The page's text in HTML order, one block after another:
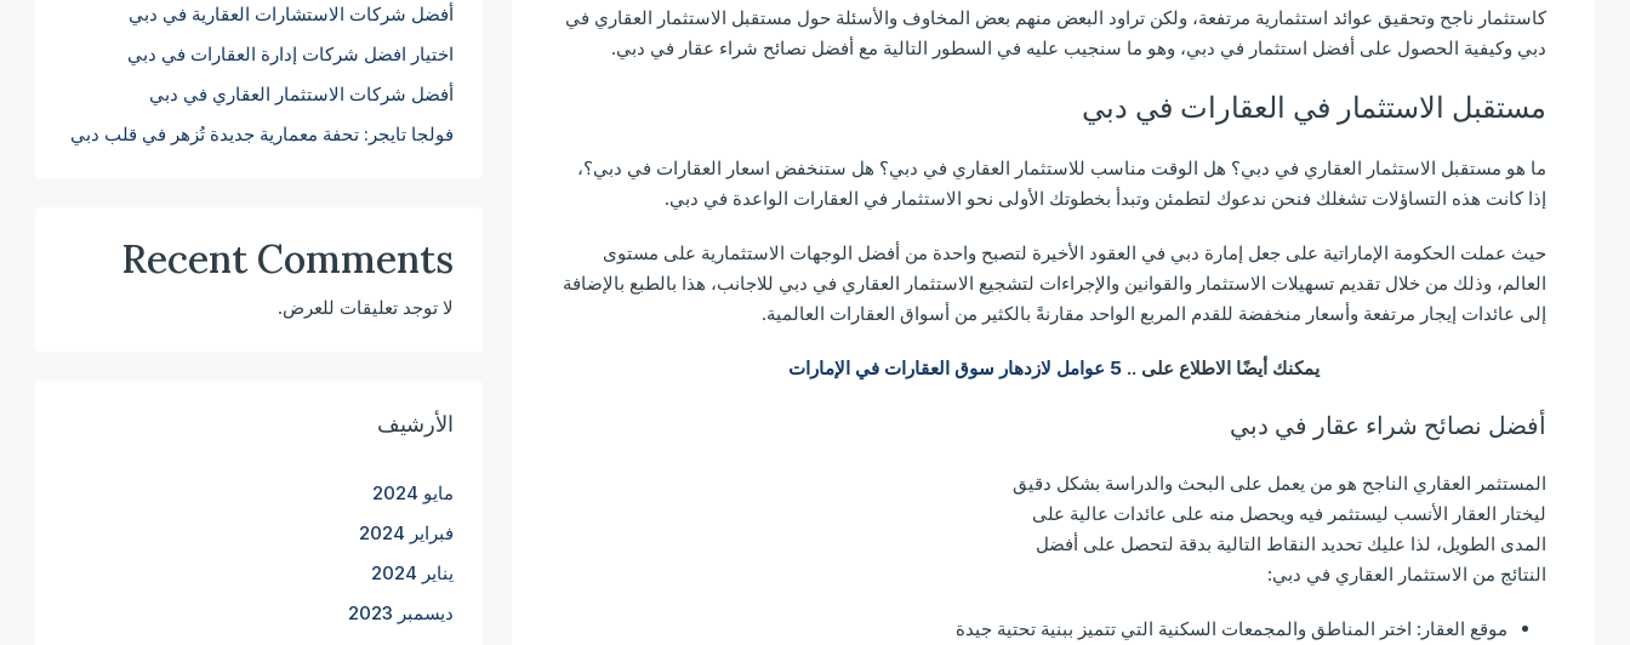
كاستثمار ناجح وتحقيق عوائد استثمارية مرتفعة، ولكن تراود البعض منهم بعض المخاوف والأسئلة حول مستقبل الاستثمار العقاري في
دبي وكيفية الحصول على أفضل استثمار في دبي، وهو ما سنجيب عليه في السطور التالية مع أفضل نصائح شراء عقار في دبي.
مستقبل الاستثمار في العقارات في دبي
ما هو مستقبل الاستثمار العقاري في دبي؟ هل الوقت مناسب للاستثمار العقاري في دبي؟ هل ستنخفض اسعار العقارات في دبي؟،
إذا كانت هذه التساؤلات تشغلك فنحن ندعوك لتطمئن وتبدأ بخطوتك الأولى نحو الاستثمار في العقارات الواعدة في دبي.
حيث عملت الحكومة الإماراتية على جعل إمارة دبي في العقود الأخيرة لتصبح واحدة من أفضل الوجهات الاستثمارية على مستوى
العالم، وذلك من خلال تقديم تسهيلات الاستثمار والقوانين والإجراءات لتشجيع الاستثمار العقاري في دبي للاجانب، هذا بالطبع بالإضافة
إلى عائدات إيجار مرتفعة وأسعار منخفضة للقدم المربع الواحد مقارنةً بالكثير من أسواق العقارات العالمية.
يمكنك أيضًا الاطلاع على ..5 عوامل لازدهار سوق العقارات في الإمارات
أفضل نصائح شراء عقار في دبي
المستثمر العقاري الناجح هو من يعمل على البحث والدراسة بشكل دقيق
ليختار العقار الأنسب ليستثمر فيه ويحصل منه على عائدات عالية على
المدى الطويل، لذا عليك تحديد النقاط التالية بدقة لتحصل على أفضل
النتائج من الاستثمار العقاري في دبي:
موقع العقار: اختر المناطق والمجمعات السكنية التي تتميز ببنية تحتية جيدة
أفضل شركات الاستشارات العقارية في دبي
اختيار افضل شركات إدارة العقارات في دبي
أفضل شركات الاستثمار العقاري في دبي
فولجا تايجر: تحفة معمارية جديدة تُزهر في قلب دبي
Recent Comments
لا توجد تعليقات للعرض.
الأرشيف
مايو 2024
فبراير 2024
يناير 2024
ديسمبر 2023